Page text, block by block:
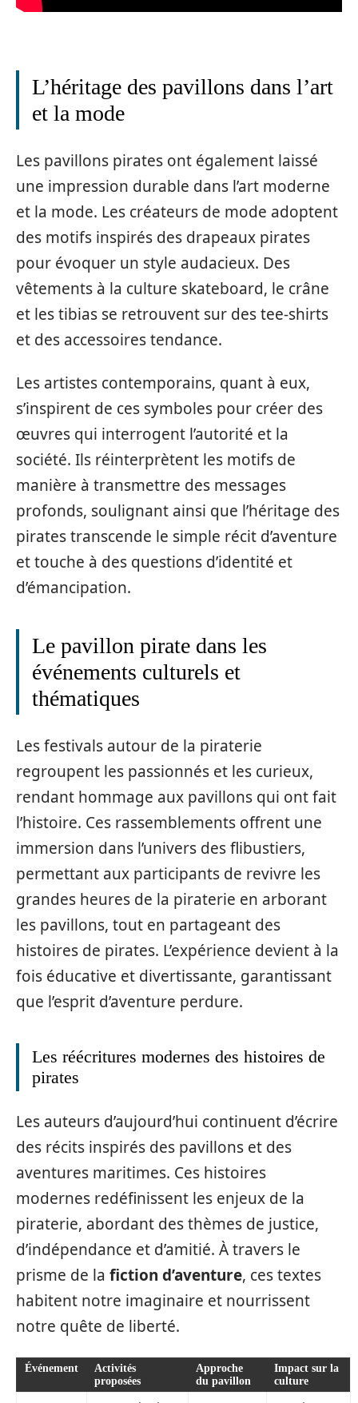
L’héritage des pavillons dans l’art
et la mode
Les pavillons pirates ont également laissé
une impression durable dans l’art moderne
et la mode. Les créateurs de mode adoptent
des motifs inspirés des drapeaux pirates
pour évoquer un style audacieux. Des
vêtements à la culture skateboard, le crâne
et les tibias se retrouvent sur des tee-shirts
et des accessoires tendance.
Les artistes contemporains, quant à eux,
s’inspirent de ces symboles pour créer des
œuvres qui interrogent l’autorité et la
société. Ils réinterprètent les motifs de
manière à transmettre des messages
profonds, soulignant ainsi que l’héritage des
pirates transcende le simple récit d’aventure
et touche à des questions d’identité et
d’émancipation.
Le pavillon pirate dans les
événements culturels et
thématiques
Les festivals autour de la piraterie
regroupent les passionnés et les curieux,
rendant hommage aux pavillons qui ont fait
l’histoire. Ces rassemblements offrent une
immersion dans l’univers des flibustiers,
permettant aux participants de revivre les
grandes heures de la piraterie en arborant
les pavillons, tout en partageant des
histoires de pirates. L’expérience devient à la
fois éducative et divertissante, garantissant
que l’esprit d’aventure perdure.
Les réécritures modernes des histoires de
pirates
Les auteurs d’aujourd’hui continuent d’écrire
des récits inspirés des pavillons et des
aventures maritimes. Ces histoires
modernes redéfinissent les enjeux de la
piraterie, abordant des thèmes de justice,
d’indépendance et d’amitié. À travers le
prisme de la fiction d’aventure, ces textes
habitent notre imaginaire et nourrissent
notre quête de liberté.
Événement
Activités
proposées
Approche
du pavillon
Impact sur la
culture